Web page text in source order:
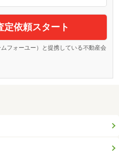
定依頼スタート
フォーユー）と提携している不動産会